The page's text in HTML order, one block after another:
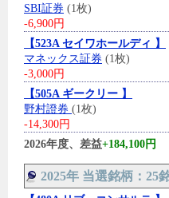
SBI証券 (1枚)
-6,900円
【523A セイワホールディ 】
マネックス証券 (1枚)
-3,000円
【505A ギークリー 】
野村證券 (1枚)
-14,300円
2026年度、差益+184,100円
2025年 当選銘柄：25